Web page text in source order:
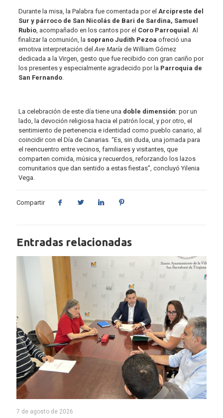
Durante la misa, la Palabra fue comentada por el Arcipreste del
Sur y párroco de San Nicolás de Bari de Sardina, Samuel
Rubio, acompañado en los cantos por el Coro Parroquial . Al
finalizar la comunión, la soprano Judith Pezoa ofreció una
emotiva interpretación delAve María de William Gómez
dedicada a la Virgen, gesto que fue recibido con gran cariño por
los presentes y especialmente agradecido por la Parroquia de
San Fernando.
La celebración de este día tiene una doble dimensión: por un
lado, la devoción religiosa hacia el patrón local, y por otro, el
sentimiento de pertenencia e identidad como pueblo canario, al
coincidir con el Día de Canarias. “Es, sin duda, una jornada para
el reencuentro entre vecinos, familiares y visitantes, que
comparten comida, música y recuerdos, reforzando los lazos
comunitarios que dan sentido a estas fiestas”, concluyó Yilenia
Vega.
Compartir
Entradas relacionadas
7 de agosto de 2026